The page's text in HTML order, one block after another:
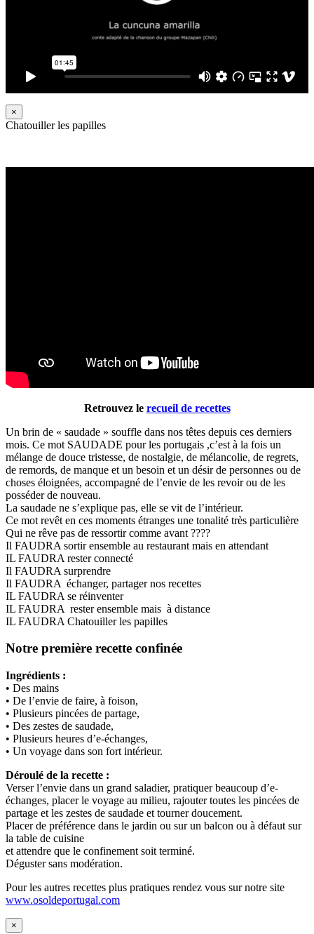
×
Chatouiller les papilles
Retrouvez le recueil de recettes
Un brin de « saudade » souffle dans nos têtes depuis ces derniers
mois. Ce mot SAUDADE pour les portugais ,c’est à la fois un
mélange de douce tristesse, de nostalgie, de mélancolie, de regrets,
de remords, de manque et un besoin et un désir de personnes ou de
choses éloignées, accompagné de l’envie de les revoir ou de les
posséder de nouveau.
La saudade ne s’explique pas, elle se vit de l’intérieur.
Ce mot revêt en ces moments étranges une tonalité très particulière
Qui ne rêve pas de ressortir comme avant ????
Il FAUDRA sortir ensemble au restaurant mais en attendant
IL FAUDRA rester connecté
Il FAUDRA surprendre
Il FAUDRA échanger, partager nos recettes
IL FAUDRA se réinventer
IL FAUDRA rester ensemble mais à distance
IL FAUDRA Chatouiller les papilles
Notre première recette confinée
Ingrédients :
• Des mains
• De l’envie de faire, à foison,
• Plusieurs pincées de partage,
• Des zestes de saudade,
• Plusieurs heures d’e-échanges,
• Un voyage dans son fort intérieur.
Déroulé de la recette :
Verser l’envie dans un grand saladier, pratiquer beaucoup d’e-
échanges, placer le voyage au milieu, rajouter toutes les pincées de
partage et les zestes de saudade et tourner doucement.
Placer de préférence dans le jardin ou sur un balcon ou à défaut sur
la table de cuisine
et attendre que le confinement soit terminé.
Déguster sans modération.
Pour les autres recettes plus pratiques rendez vous sur notre site
www.osoldeportugal.com
×